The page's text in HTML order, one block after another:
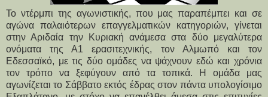
Το ντέρμπι της αγωνιστικής, που μας παραπέμπει και σε
αγώνα παλαιότερων επαγγελματικών κατηγοριών, γίνεται
στην Αριδαία την Κυριακή ανάμεσα στα δύο μεγαλύτερα
ονόματα της Α1 ερασιτεχνικής, τον Αλμωπό και τον
Εδεσσαϊκό, με τις δύο ομάδες να ψάχνουν εδώ και χρόνια
τον τρόπο να ξεφύγουν από τα τοπικά. Η ομάδα μας
αγωνίζεται το Σάββατο εκτός έδρας στον πάντα υπολογίσιμο